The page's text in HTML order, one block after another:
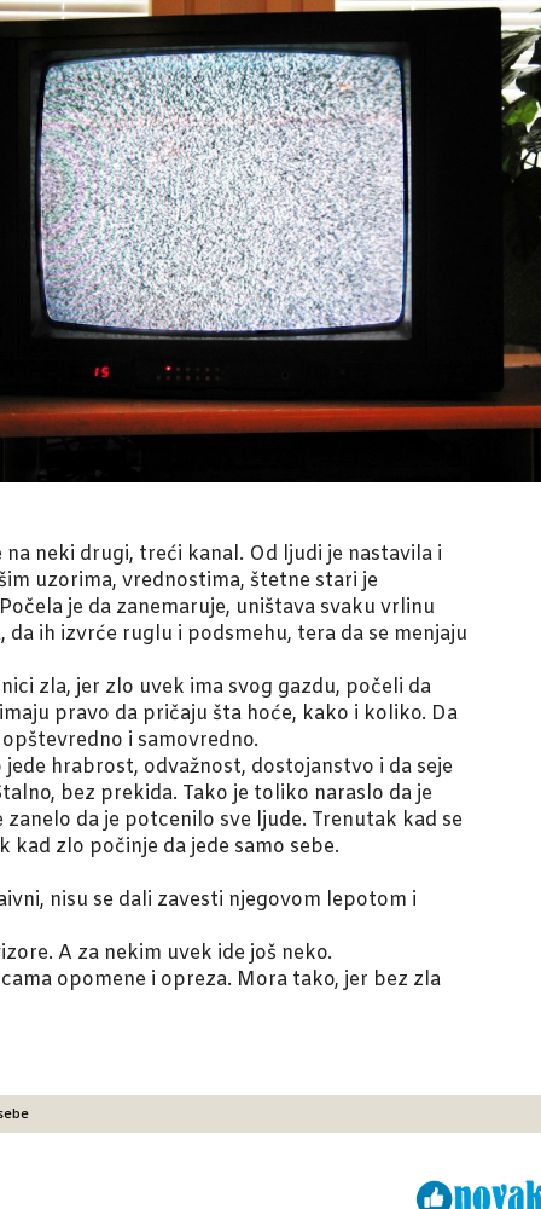
neki drugi, treći kanal. Od ljudi je nastavila i
uzorima, vrednostima, štetne stari je
je da zanemaruje, uništava svaku vrlinu
ih izvrće ruglu i podsmehu, tera da se menjaju
zla, jer zlo uvek ima svog gazdu, počeli da
pravo da pričaju šta hoće, kako i koliko. Da
i samovredno.
hrabrost, odvažnost, dostojanstvo i da seje
bez prekida. Tako je toliko naraslo da je
da je potcenilo sve ljude. Trenutak kad se
zlo počinje da jede samo sebe.
nisu se dali zavesti njegovom lepotom i
A za nekim uvek ide još neko.
opomene i opreza. Mora tako, jer bez zla